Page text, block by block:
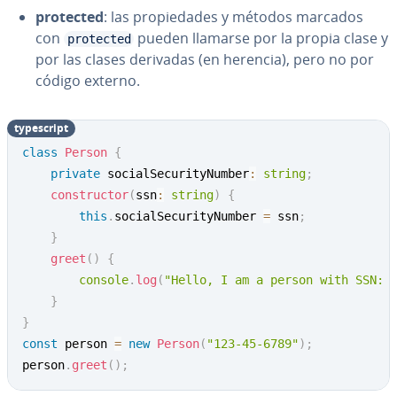
protected: las pro­pie­da­des y métodos marcados
con
protected
pueden llamarse por la propia clase y
por las clases derivadas (en herencia), pero no por
código externo.
class Person {
private socialSecurityNumber: string;
constructor(ssn: string)
{
this . socialSecurityNumber = ssn;
}
greet ( )
{
console. log ( "Hello, I am a person with SSN: "
}
}
const person = new Person( "123-45-6789") ;
person. greet ( ) ;
ty­pe­s­cri­pt